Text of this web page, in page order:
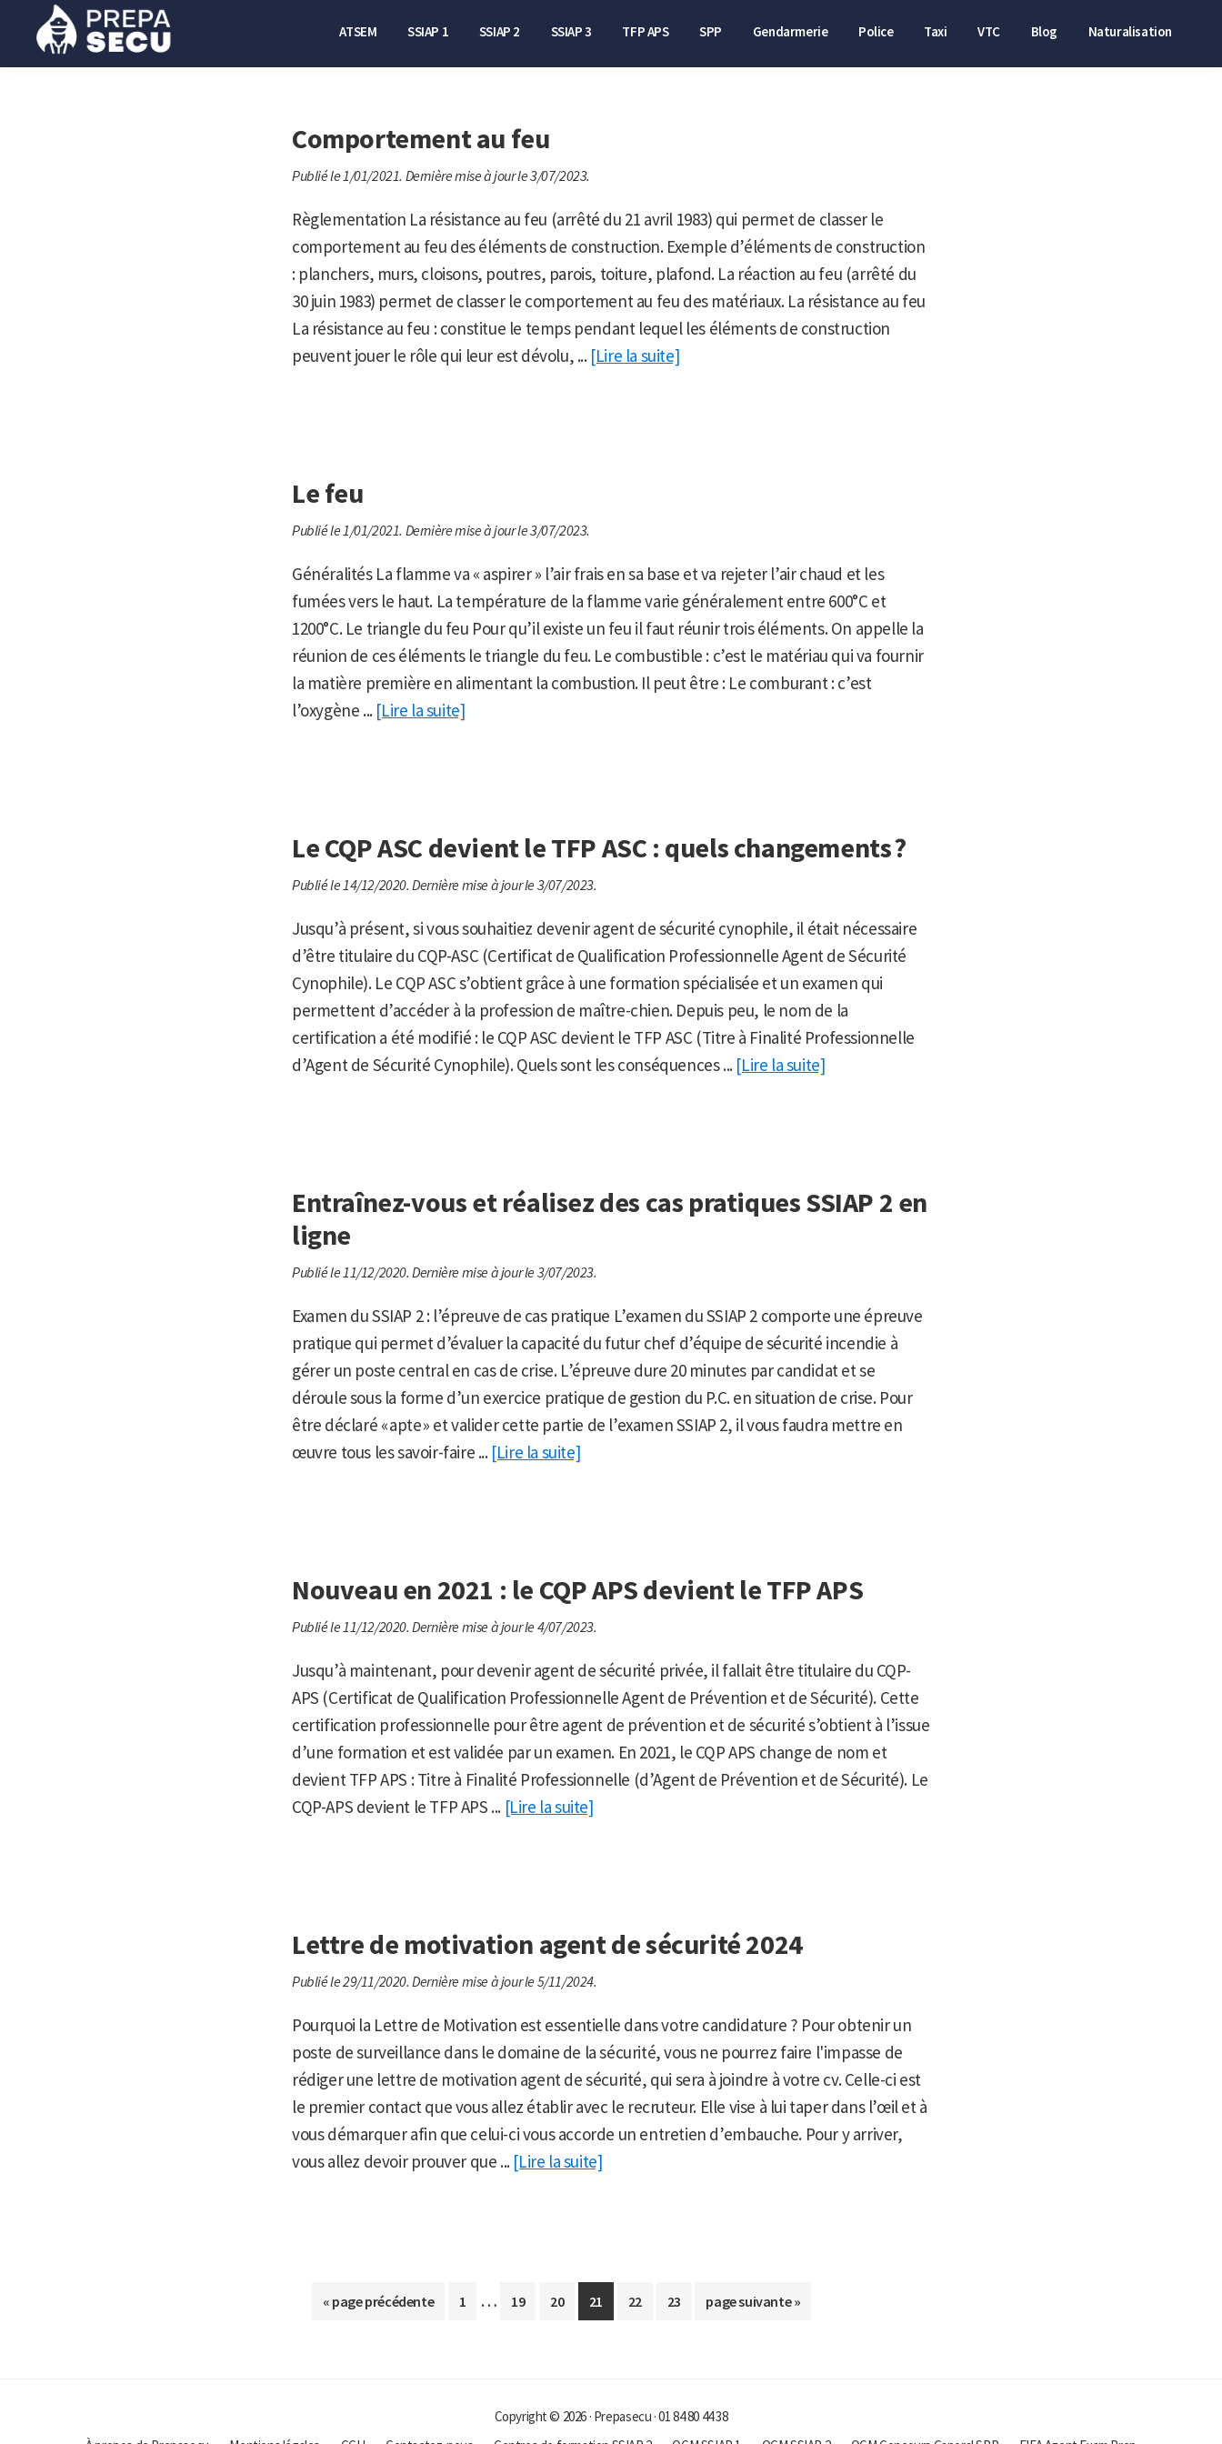
la
contenuPrepasecu
ATSEM SSIAP 1 SSIAP 2 SSIAP 3 TFP APS SPP Gendarmerie Police Taxi VTC Blog Naturalisation
Comportement au feu
Publié le 1/01/2021. Dernière mise à jour le 3/07/2023.
Règlementation La résistance au feu (arrêté du 21 avril 1983) qui permet de classer le
comportement au feu des éléments de construction. Exemple d’éléments de construction
: planchers, murs, cloisons, poutres, parois, toiture, plafond. La réaction au feu (arrêté du
30 juin 1983) permet de classer le comportement au feu des matériaux. La résistance au feu
La résistance au feu : constitue le temps pendant lequel les éléments de construction
peuvent jouer le rôle qui leur est dévolu, ... [Lire la suite]
Le feu
Publié le 1/01/2021. Dernière mise à jour le 3/07/2023.
Généralités La flamme va « aspirer » l’air frais en sa base et va rejeter l’air chaud et les
fumées vers le haut. La température de la flamme varie généralement entre 600°C et
1200°C. Le triangle du feu Pour qu’il existe un feu il faut réunir trois éléments. On appelle la
réunion de ces éléments le triangle du feu. Le combustible : c’est le matériau qui va fournir
la matière première en alimentant la combustion. Il peut être : Le comburant : c’est
l’oxygène ... [Lire la suite]
Le CQP ASC devient le TFP ASC : quels changements ?
Publié le 14/12/2020. Dernière mise à jour le 3/07/2023.
Jusqu’à présent, si vous souhaitiez devenir agent de sécurité cynophile, il était nécessaire
d’être titulaire du CQP-ASC (Certificat de Qualification Professionnelle Agent de Sécurité
Cynophile). Le CQP ASC s’obtient grâce à une formation spécialisée et un examen qui
permettent d’accéder à la profession de maître-chien. Depuis peu, le nom de la
certification a été modifié : le CQP ASC devient le TFP ASC (Titre à Finalité Professionnelle
d’Agent de Sécurité Cynophile). Quels sont les conséquences ... [Lire la suite]
Entraînez-vous et réalisez des cas pratiques SSIAP 2 en
ligne
Publié le 11/12/2020. Dernière mise à jour le 3/07/2023.
Examen du SSIAP 2 : l’épreuve de cas pratique L’examen du SSIAP 2 comporte une épreuve
pratique qui permet d’évaluer la capacité du futur chef d’équipe de sécurité incendie à
gérer un poste central en cas de crise. L’épreuve dure 20 minutes par candidat et se
déroule sous la forme d’un exercice pratique de gestion du P.C. en situation de crise. Pour
être déclaré « apte » et valider cette partie de l’examen SSIAP 2, il vous faudra mettre en
œuvre tous les savoir-faire ... [Lire la suite]
Nouveau en 2021 : le CQP APS devient le TFP APS
Publié le 11/12/2020. Dernière mise à jour le 4/07/2023.
Jusqu’à maintenant, pour devenir agent de sécurité privée, il fallait être titulaire du CQP-
APS (Certificat de Qualification Professionnelle Agent de Prévention et de Sécurité). Cette
certification professionnelle pour être agent de prévention et de sécurité s’obtient à l’issue
d’une formation et est validée par un examen. En 2021, le CQP APS change de nom et
devient TFP APS : Titre à Finalité Professionnelle (d’Agent de Prévention et de Sécurité). Le
CQP-APS devient le TFP APS ... [Lire la suite]
Lettre de motivation agent de sécurité 2024
Publié le 29/11/2020. Dernière mise à jour le 5/11/2024.
Pourquoi la Lettre de Motivation est essentielle dans votre candidature ? Pour obtenir un
poste de surveillance dans le domaine de la sécurité, vous ne pourrez faire l'impasse de
rédiger une lettre de motivation agent de sécurité, qui sera à joindre à votre cv. Celle-ci est
le premier contact que vous allez établir avec le recruteur. Elle vise à lui taper dans l’œil et à
vous démarquer afin que celui-ci vous accorde un entretien d’embauche. Pour y arriver,
vous allez devoir prouver que ... [Lire la suite]
« Aller
page précédente
Aller
1
Pages
…
Aller
19
Aller
20
Aller
à
21
Aller
22
Aller
23
Aller
page suivante »
Copyright © 2026 · Prepasecu · 01 84 80 44 38